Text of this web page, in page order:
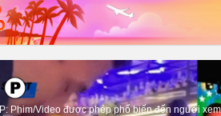
P: Phim/Video được phép phổ biến đến người